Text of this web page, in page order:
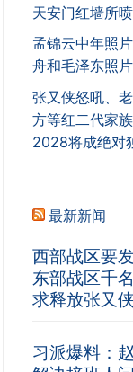
天安门红墙所
孟锦云中年照
舟和毛泽东照
张又侠怒吼、
方等红二代家
2028将成绝对
最新新闻
西部战区要
东部战区千
求释放张又
习派爆料：